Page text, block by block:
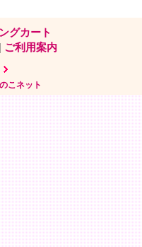
グカート
| ご利用案内
こネット